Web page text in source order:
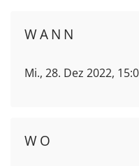
WANN
Mi., 28. Dez 2022,
WO